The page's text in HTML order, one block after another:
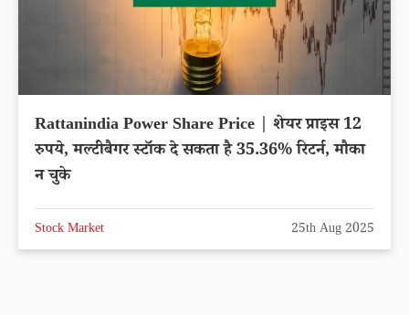
Rattanindia Power Share Price | शेयर प्राइस 12
रुपये, मल्टीबैगर स्टॉक दे सकता है 35.36% रिटर्न, मौका
न चुके
Stock Market 25th Aug 2025